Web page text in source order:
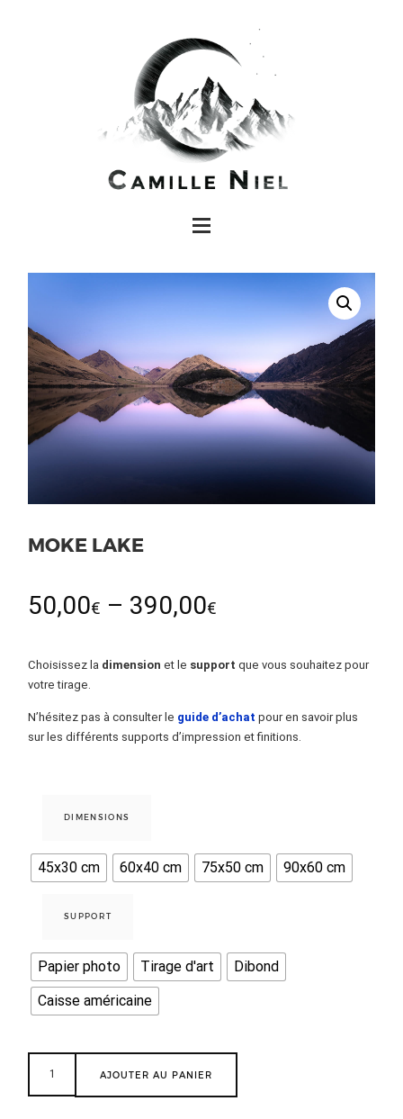
MOKE LAKE
50,00€ – 390,00€
Choisissez la dimension et le support que vous souhaitez pour
votre tirage.
N’hésitez pas à consulter le guide d’achat pour en savoir plus
sur les différents supports d’impression et finitions.
DIMENSIONS
45x30 cm 60x40 cm 75x50 cm 90x60 cm
SUPPORT
Papier photo Tirage d'art
Dibond
Caisse américaine
AJOUTER AU PANIER